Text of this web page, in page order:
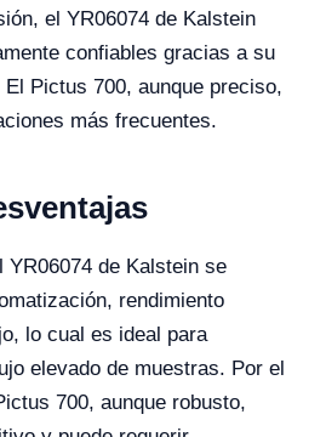
el YR06074 de Kalstein
confiables gracias a su
Pictus 700, aunque preciso,
más frecuentes.
YR06074 de Kalstein se
rendimiento
lo cual es ideal para
elevado de muestras. Por el
700, aunque robusto,